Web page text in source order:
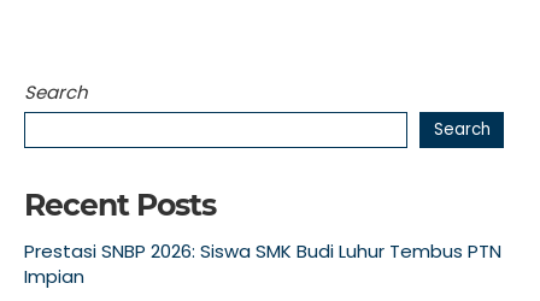
Search
Search
Recent Posts
Prestasi SNBP 2026: Siswa SMK Budi Luhur Tembus PTN
Impian